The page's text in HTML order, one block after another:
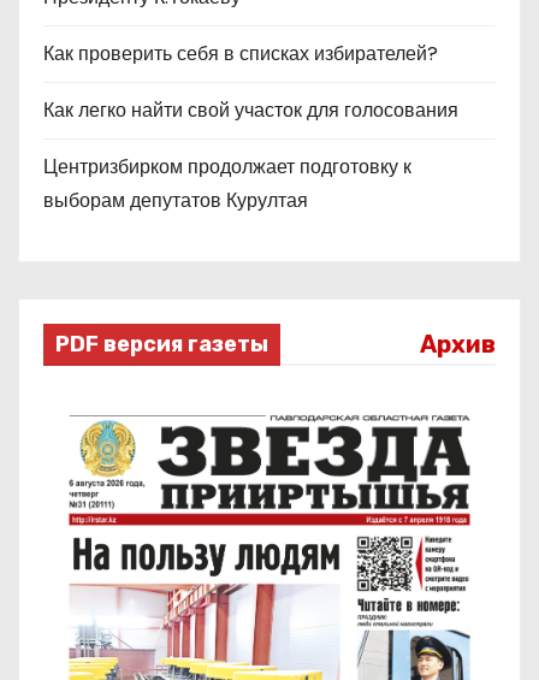
Как проверить себя в списках избирателей?
Как легко найти свой участок для голосования
Центризбирком продолжает подготовку к
выборам депутатов Курултая
PDF версия газеты Архив